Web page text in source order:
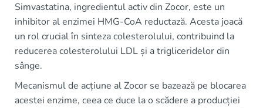
Simvastatina, ingredientul activ din Zocor, este un
inhibitor al enzimei HMG-CoA reductază. Acesta joacă
un rol crucial în sinteza colesterolului, contribuind la
reducerea colesterolului LDL și a trigliceridelor din
sânge.
Mecanismul de acțiune al Zocor se bazează pe blocarea
acestei enzime, ceea ce duce la o scădere a producției